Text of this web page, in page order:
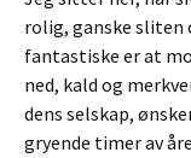
rolig, ganske sliten
fantastiske er at
ned, kald og
dens selskap,
gryende timer av